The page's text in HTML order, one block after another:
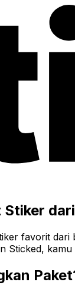
favorit
Sticked,